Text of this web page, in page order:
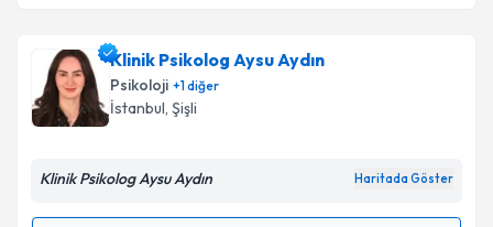
Klinik Psikolog Aysu Aydın
Psikoloji +1diğer
İstanbul, Şişli
Klinik Psikolog Aysu Aydın Haritada Göster